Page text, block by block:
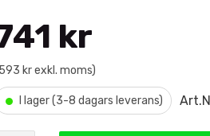
kr
kr exkl. moms)
• I lager (3-8 dagars leverans)